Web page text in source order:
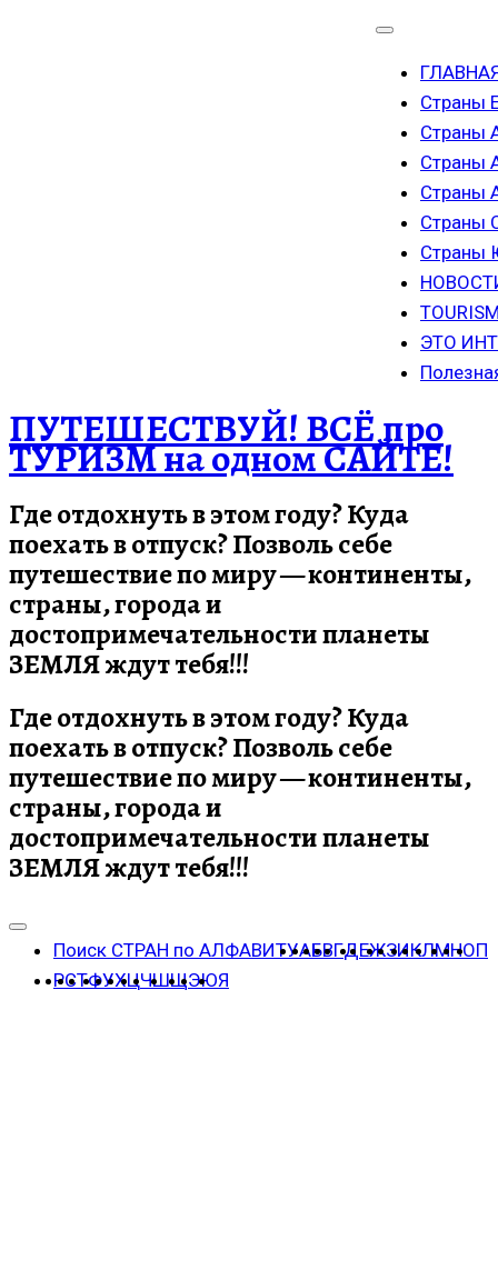
Страны
Страны
Страны
Страны
Страны
Страны
ЭТО
ПУТЕШЕСТВУЙ! ВСЁ про
ТУРИЗМ на одном САЙТЕ!
Где отдохнуть в этом году? Куда
поехать в отпуск? Позволь себе
путешествие по миру — континенты,
страны, города и
достопримечательности планеты
ЗЕМЛЯ ждут тебя!!!
Где отдохнуть в этом году? Куда
поехать в отпуск? Позволь себе
путешествие по миру — континенты,
страны, города и
достопримечательности планеты
ЗЕМЛЯ ждут тебя!!!
Поиск СТРАН по АЛФАВИТУАБВГДЕЖЗИКЛМНОП
РСТФУХЦЧШЩЭЮЯ